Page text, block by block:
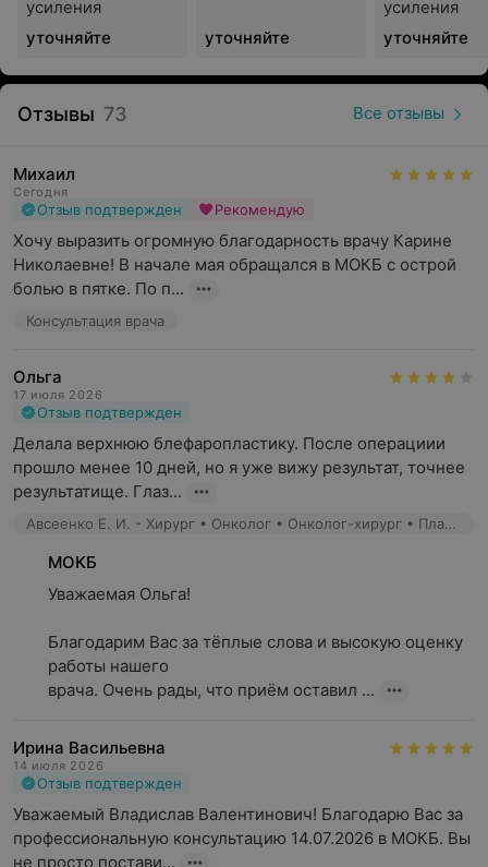
хирургии и микрохирургии
врожденные или приобретенные деформации, дефекты
мягких тканей и костей, эстетические недостатки. В
восстановление, перемещая и имплантируя ткани, а
также используют методы ауто- и аллотрансплантации
тканей.
Республиканский центр гипербарической
применения методов ГБА и ГБО в лечении пациентов.
Также Минская областная больница объединяет
кафедры БелМАПО по ряду профилей:
пластическая хирургия и комбустиология,
хирургический профиль,
физиотерапевтический профиль,
лучевая диагностика.
Обращаем ваше внимание, что обязательна
консультация специалиста: рекламируемые
медицинские услуги могут иметь
противопоказания и побочные реакции.
усиления
уточняйте
уточняйте
усиления
уточняйте
Отзывы 73 Все отзывы
Михаил
Сегодня
Отзыв подтвержден Рекомендую
Хочу выразить огромную благодарность врачу Карине
Николаевне! В начале мая обращался в МОКБ с острой
болью в пятке. По п...
Консультация врача
Ольга
17 июля 2026
Отзыв подтвержден
Делала верхнюю блефаропластику. После операциии
прошло менее 10 дней, но я уже вижу результат, точнее
результатище. Глаз...
Авсеенко Е. И. - Хирург • Онколог • Онколог-хирург • Пластический хирург • Микрохирург
МОКБ
Уважаемая Ольга!
Благодарим Вас за тёплые слова и высокую оценку
работы нашего
врача. Очень рады, что приём оставил ...
Ирина Васильевна
14 июля 2026
Отзыв подтвержден
Уважаемый Владислав Валентинович! Благодарю Вас за
профессиональную консультацию 14.07.2026 в МОКБ. Вы
не просто постави...